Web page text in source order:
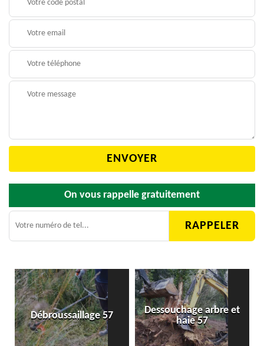
On vous rappelle gratuitement
Débroussaillage 57
Dessouchage arbre et
haie 57